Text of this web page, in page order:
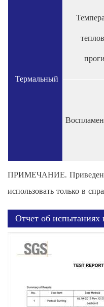
Термальный
ПРИМЕЧАНИЕ.
использовать только в
Отчет об испытаниях